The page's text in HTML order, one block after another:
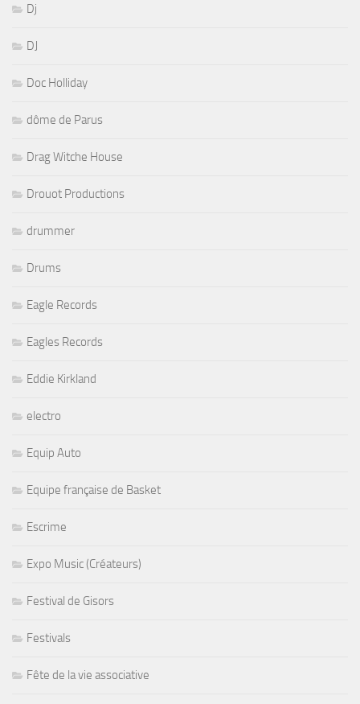
Dj
DJ
Doc Holliday
dôme de Parus
Drag Witche House
Drouot Productions
drummer
Drums
Eagle Records
Eagles Records
Eddie Kirkland
electro
Equip Auto
Equipe française de Basket
Escrime
Expo Music (Créateurs)
Festival de Gisors
Festivals
Fête de la vie associative